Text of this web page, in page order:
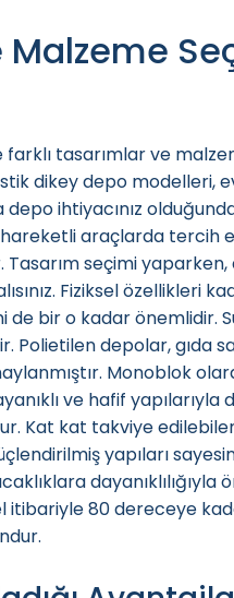
Malzeme
farklı tasarımlar ve
dikey depo modelleri,
ihtiyacınız
araçlarda tercih
Tasarım seçimi
Fiziksel özellikleri
de bir o kadar önemlidir.
depolar, gıda
Monoblok
ve hafif
Kat kat takviye
yapıları
dayanıklılığıyla
80 dereceye